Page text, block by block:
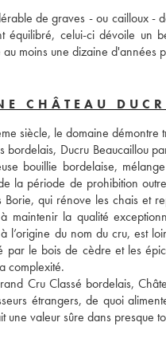
de graves - ou cailloux -
équilibré, celui-ci dévoile un
moins une dizaine d'années
CHÂTEAU
siècle, le domaine démontre
bordelais, Ducru Beaucaillou
bouillie bordelaise,
la période de prohibition
Borie, qui rénove les chais et
maintenir la qualité
l’origine du nom du cru, est
par le bois de cèdre et les
complexité.
Cru Classé bordelais,
étrangers, de quoi
une valeur sûre dans presque